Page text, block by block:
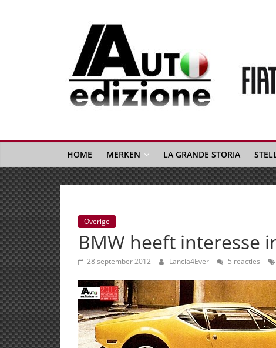
Auto
Edizione
La
Gazetta
dell'Automobile
Italiana
|
Italiaans
autonieuws
&
lifestyle
HOME MERKEN LA GRANDE STORIA
Overige
BMW heeft interesse
28 september 2012 Lancia4Ever 5 reacties